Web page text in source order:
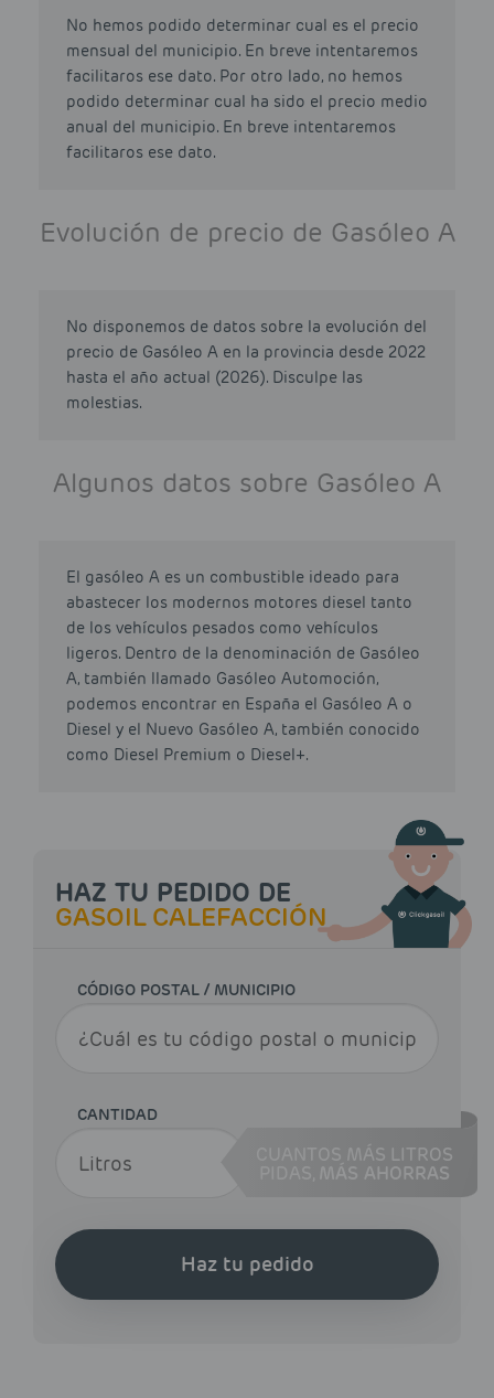
No hemos podido determinar cual es el precio
mensual del municipio. En breve intentaremos
facilitaros ese dato. Por otro lado, no hemos
podido determinar cual ha sido el precio medio
anual del municipio. En breve intentaremos
facilitaros ese dato.
Evolución de precio de Gasóleo A
No disponemos de datos sobre la evolución del
precio de Gasóleo A en la provincia desde 2022
hasta el año actual (2026). Disculpe las
molestias.
Algunos datos sobre Gasóleo A
El gasóleo A es un combustible ideado para
abastecer los modernos motores diesel tanto
de los vehículos pesados como vehículos
ligeros. Dentro de la denominación de Gasóleo
A, también llamado Gasóleo Automoción,
podemos encontrar en España el Gasóleo A o
Diesel y el Nuevo Gasóleo A, también conocido
como Diesel Premium o Diesel+.
HAZ TU PEDIDO DE
GASOIL CALEFACCIÓN
CÓDIGO POSTAL / MUNICIPIO
CANTIDAD
CUANTOS MÁS LITROS
MÁS AHORRAS
Haz tu pedido